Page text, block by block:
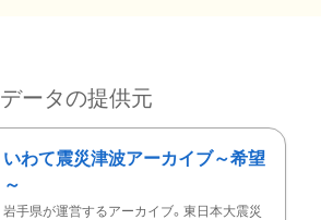
データの提供元
いわて震災津波アーカイブ～希望
～
岩手県が運営するアーカイブ。東日本大震災